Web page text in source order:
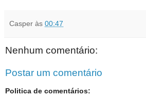
Casper às 00:47
Nenhum comentário:
Postar um comentário
Politica de comentários: